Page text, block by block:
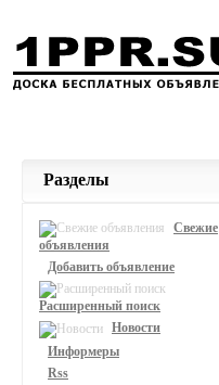
Разделы
Свежие
объявления
Добавить объявление
Расширенный поиск
Новости
Информеры
Rss